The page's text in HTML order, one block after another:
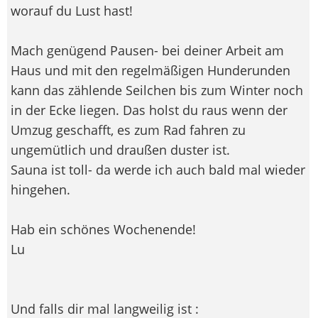
worauf du Lust hast!
Mach genügend Pausen- bei deiner Arbeit am
Haus und mit den regelmäßigen Hunderunden
kann das zählende Seilchen bis zum Winter noch
in der Ecke liegen. Das holst du raus wenn der
Umzug geschafft, es zum Rad fahren zu
ungemütlich und draußen duster ist.
Sauna ist toll- da werde ich auch bald mal wieder
hingehen.
Hab ein schönes Wochenende!
Lu
Und falls dir mal langweilig ist :